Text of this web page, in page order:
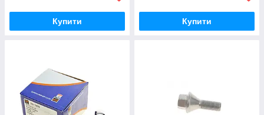
Купити Купити